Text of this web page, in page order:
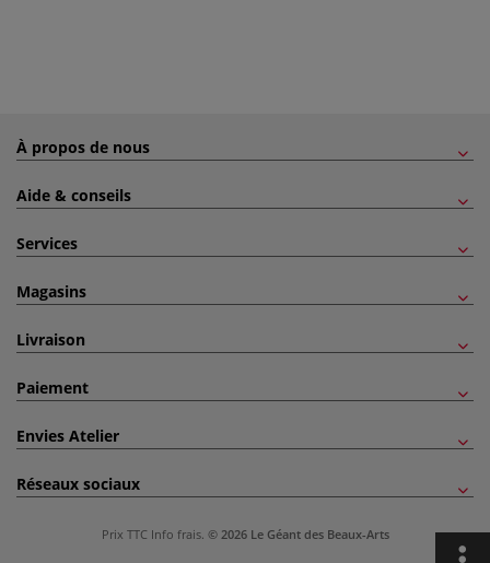
À propos de nous
Aide & conseils
Services
Magasins
Livraison
Paiement
Envies Atelier
Réseaux sociaux
Prix TTC Info frais. © 2026 Le Géant des Beaux-Arts